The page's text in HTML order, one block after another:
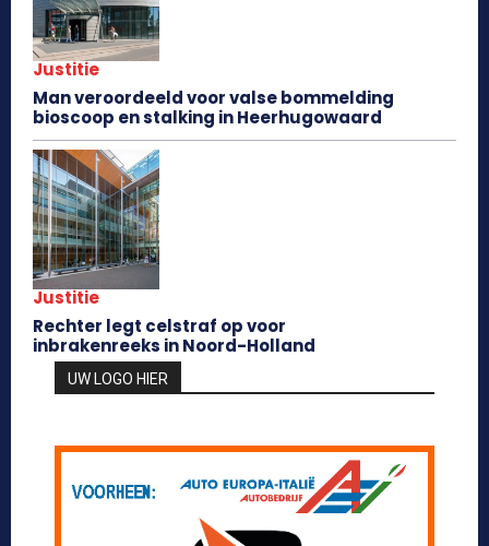
Justitie
Man veroordeeld voor valse bommelding
bioscoop en stalking in Heerhugowaard
Justitie
Rechter legt celstraf op voor
inbrakenreeks in Noord-Holland
UW LOGO HIER